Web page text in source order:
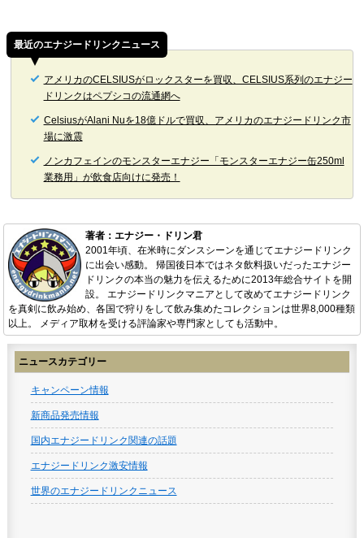
最近のエナジードリンクニュース
アメリカのCELSIUSがロックスターを買収、CELSIUS系列のエナジー
ドリンクはペプシコの流通網へ
CelsiusがAlani Nuを18億ドルで買収、アメリカのエナジードリンク市
場に激震
ノンカフェインのモンスターエナジー「モンスターエナジー缶250ml
業務用」が飲食店向けに発売！
著者：エナジー・ドリン君
2001年頃、在米時にダンスシーンを通じてエナジードリンク
に出会い感動。 帰国後日本ではネタ飲料扱いだったエナジー
ドリンクの本当の魅力を伝えるために2013年総合サイトを開
設。 エナジードリンクマニアとして改めてエナジードリンク
を真剣に飲み始め、各国で狩りをして飲み集めたコレクションは世界8,000種類
以上。 メディア取材を受ける評論家や専門家としても活動中。
ニュースカテゴリー
キャンペーン情報
新商品発売情報
国内エナジードリンク関連の話題
エナジードリンク激安情報
世界のエナジードリンクニュース